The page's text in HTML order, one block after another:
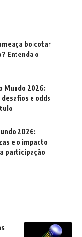
boicotar
Entenda o
Mundo 2026:
e odds
2026:
e o impacto
participação